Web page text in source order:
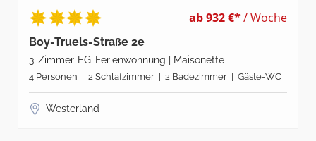
ab 932 €*/ Woche
Boy-Truels-Straße 2e
3-Zimmer-EG-Ferienwohnung | Maisonette
4 Personen | 2 Schlafzimmer | 2 Badezimmer | Gäste-WC
Westerland